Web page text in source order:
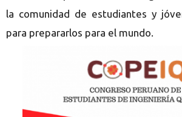
la comunidad de estudiantes y
para prepararlos para el mundo.